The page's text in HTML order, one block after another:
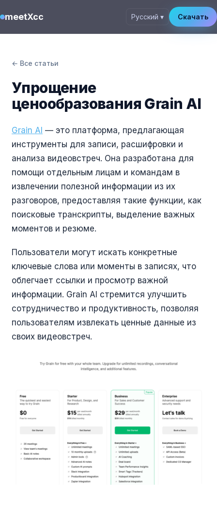
meetXcc Русский ▾ Скачать
← Все статьи
Упрощение
ценообразования Grain AI
Grain AI — это платформа, предлагающая
инструменты для записи, расшифровки и
анализа видеовстреч. Она разработана для
помощи отдельным лицам и командам в
извлечении полезной информации из их
разговоров, предоставляя такие функции, как
поисковые транскрипты, выделение важных
моментов и резюме.
Пользователи могут искать конкретные
ключевые слова или моменты в записях, что
облегчает ссылки и просмотр важной
информации. Grain AI стремится улучшить
сотрудничество и продуктивность, позволяя
пользователям извлекать ценные данные из
своих видеовстреч.